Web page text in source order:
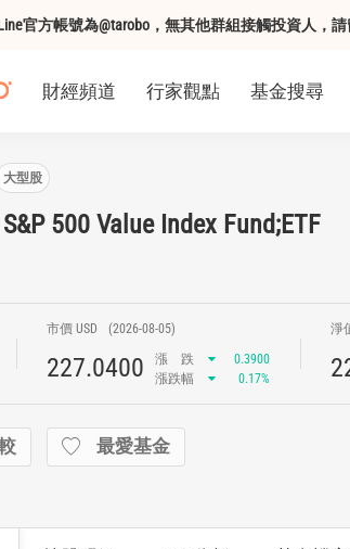
官方帳號為@tarobo，無其他群組接觸投資人，
財經頻道 行家觀點 基金搜尋
大型股
500 Value Index Fund;ETF
市價 USD (2026-08-05)
227.0400 漲 跌
0.3900
漲跌幅
0.17%
淨
最愛基金